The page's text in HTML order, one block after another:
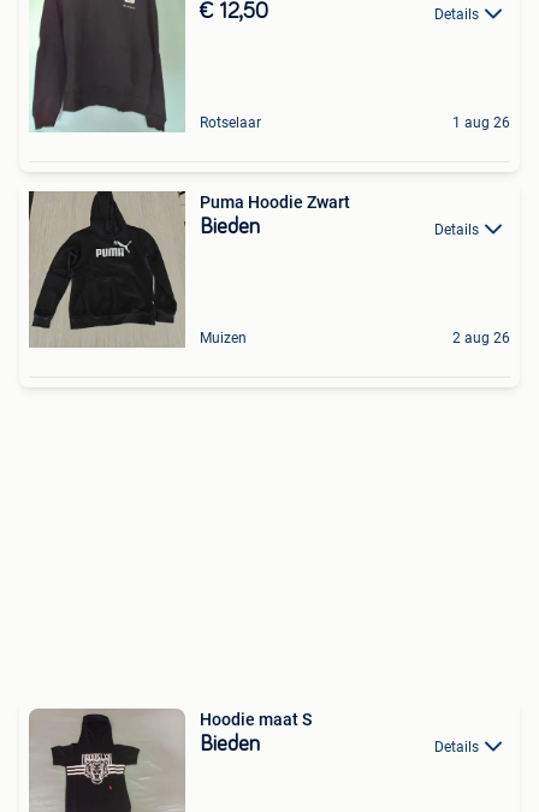
€ 12,50 Details
Rotselaar 1 aug 26
Puma Hoodie Zwart
Bieden Details
Muizen 2 aug 26
Hoodie maat S
Bieden Details